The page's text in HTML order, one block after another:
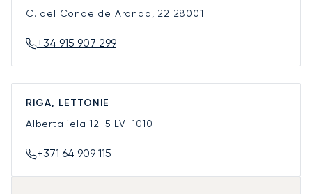
C. del Conde de Aranda, 22 28001
+34 915 907 299
RIGA, LETTONIE
Alberta iela 12-5 LV-1010
+371 64 909 115